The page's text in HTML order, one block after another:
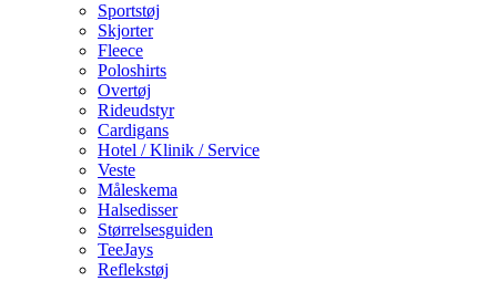
Sportstøj
Skjorter
Fleece
Poloshirts
Overtøj
Rideudstyr
Cardigans
Hotel / Klinik / Service
Veste
Måleskema
Halsedisser
Størrelsesguiden
TeeJays
Reflekstøj